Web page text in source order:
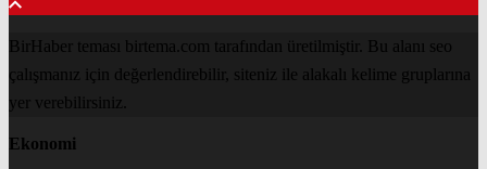
BirHaber teması birtema.com tarafından üretilmiştir. Bu alanı seo
çalışmanız için değerlendirebilir, siteniz ile alakalı kelime gruplarına
yer verebilirsiniz.
Ekonomi